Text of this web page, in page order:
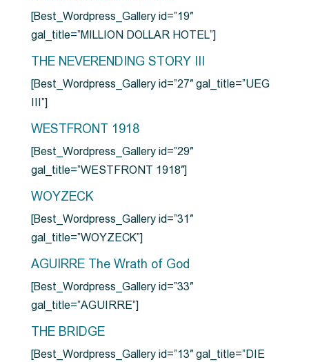
[Best_Wordpress_Gallery id=”19″
gal_title=”MILLION DOLLAR HOTEL”]
THE NEVERENDING STORY III
[Best_Wordpress_Gallery id=”27″ gal_title=”UEG
III”]
WESTFRONT 1918
[Best_Wordpress_Gallery id=”29″
gal_title=”WESTFRONT 1918″]
WOYZECK
[Best_Wordpress_Gallery id=”31″
gal_title=”WOYZECK”]
AGUIRRE The Wrath of God
[Best_Wordpress_Gallery id=”33″
gal_title=”AGUIRRE”]
THE BRIDGE
[Best_Wordpress_Gallery id=”13″ gal_title=”DIE